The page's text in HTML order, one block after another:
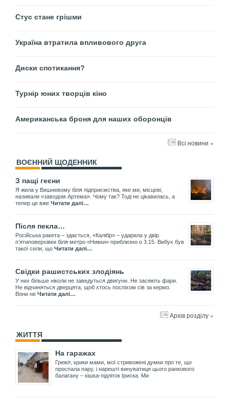
Стус стане грішми
Україна втратила впливового друга
Диски спотикання?
Турнір юних творців кіно
Американська броня для наших оборонців
Всі новини »
ВОЄННИЙ ЩОДЕННИК
З пащі геєни
Я жила у Вишневому біля підприємства, яке ми, місцеві,
називали «заводом Артема». Чому так? Тоді не цікавилась, а
тепер це вже Читати далі…
Після пекла…
Російська ракета – здається, «Калібр» – ударила у двір
пʼятиповерхівки біля метро «Нивки» приблизно о 3.15. Вибух був
такої сили, що Читати далі…
Свідки рашистських злодіянь
У них більше ніколи не заведуться двигуни. Не засяють фари.
Не відчиняться дверцята, щоб хтось поспіхом сів за кермо.
Вони не Читати далі…
Архів розділу »
ЖИТТЯ
На гаражах
Грюкіт, крики мами, мої стривожені думки про те, що
проспала пару, і нарешті винуватиця цього ранкового
балагану – кішка-підліток Іриска. Ми